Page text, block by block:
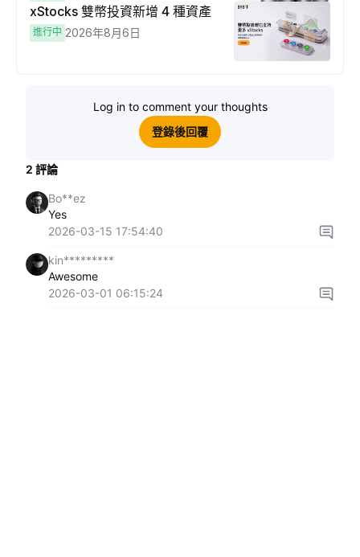
xStocks 雙幣投資新增 4 種資產
進行中 2026年8月6日
Log in to comment your thoughts
登錄後回覆
2 評論
Bo**ez
Yes
2026-03-15 17:54:40
kin*********
Awesome
2026-03-01 06:15:24